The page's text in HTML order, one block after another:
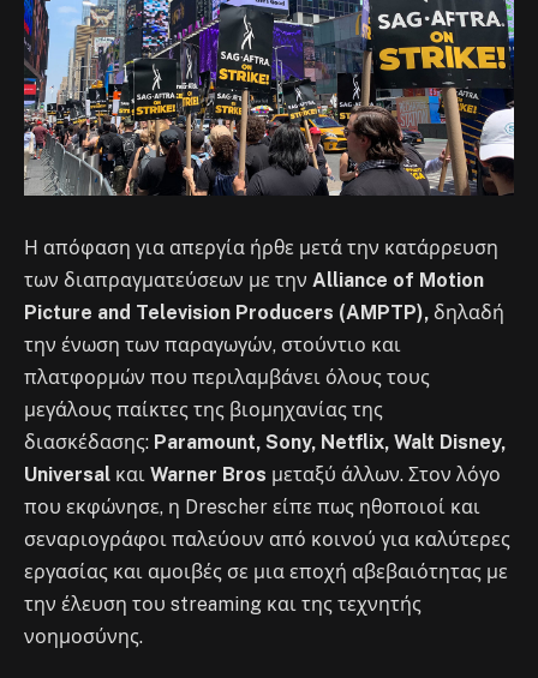
Η απόφαση για απεργία ήρθε μετά την κατάρρευση
των διαπραγματεύσεων με την Alliance of Motion
Picture and Television Producers (AMPTP), δηλαδή
την ένωση των παραγωγών, στούντιο και
πλατφορμών που περιλαμβάνει όλους τους
μεγάλους παίκτες της βιομηχανίας της
διασκέδασης: Paramount, Sony, Netflix, Walt Disney,
Universal και Warner Bros μεταξύ άλλων. Στον λόγο
που εκφώνησε, η Drescher είπε πως ηθοποιοί και
σεναριογράφοι παλεύουν από κοινού για καλύτερες
εργασίας και αμοιβές σε μια εποχή αβεβαιότητας με
την έλευση του streaming και της τεχνητής
νοημοσύνης.